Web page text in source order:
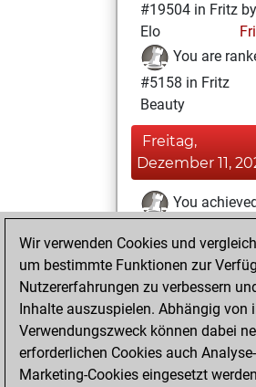
#19504 in Fritz by
Elo
You are
#5158 in Fritz
Beauty
Freitag,
Dezember 11,
You
You
achieved a new
of 1569
Dienstag,
Dezember 1,
Wir verwenden Cookies und
um bestimmte Funktionen zur
Nutzererfahrungen zu verbessern
Inhalte auszuspielen. Abhängig von
Verwendungszweck können dabei
erforderlichen Cookies auch
Marketing-Cookies eingesetzt